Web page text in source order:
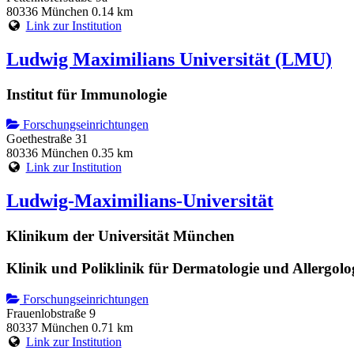
80336 München 0.14 km
Link zur Institution
Ludwig Maximilians Universität (LMU)
Institut für Immunologie
Forschungseinrichtungen
Goethestraße 31
80336 München 0.35 km
Link zur Institution
Ludwig-Maximilians-Universität
Klinikum der Universität München
Klinik und Poliklinik für Dermatologie und
Forschungseinrichtungen
Frauenlobstraße 9
80337 München 0.71 km
Link zur Institution